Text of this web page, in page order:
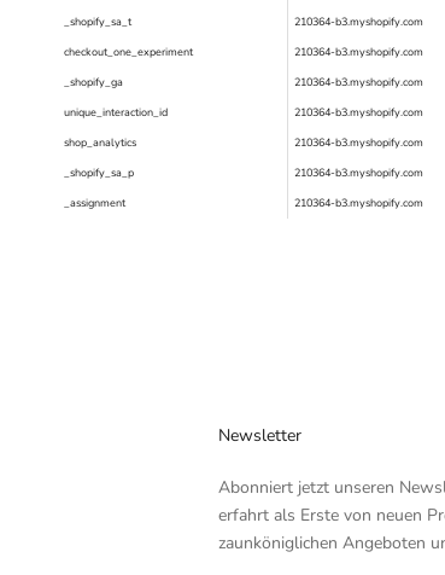
_shopify_sa_t 210364-b3.myshopify.com
checkout_one_experiment 210364-b3.myshopify.com
_shopify_ga 210364-b3.myshopify.com
unique_interaction_id 210364-b3.myshopify.com
shop_analytics 210364-b3.myshopify.com
_shopify_sa_p 210364-b3.myshopify.com
_assignment 210364-b3.myshopify.com
Newsletter
Abonniert jetzt unseren
erfahrt als Erste von neuen
zaunköniglichen Angeboten